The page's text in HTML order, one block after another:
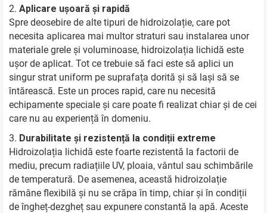
Aplicare ușoară și rapidă
Spre deosebire de alte tipuri de hidroizolație, care pot
necesita aplicarea mai multor straturi sau instalarea unor
materiale grele și voluminoase, hidroizolația lichidă este
ușor de aplicat. Tot ce trebuie să faci este să aplici un
singur strat uniform pe suprafața dorită și să lași să se
întărească. Este un proces rapid, care nu necesită
echipamente speciale și care poate fi realizat chiar și de cei
care nu au experiență în domeniu.
Durabilitate și rezistență la condiții extreme
Hidroizolația lichidă este foarte rezistentă la factorii de
mediu, precum radiațiile UV, ploaia, vântul sau schimbările
de temperatură. De asemenea, această hidroizolație
rămâne flexibilă și nu se crăpa în timp, chiar și în condiții
de îngheț-dezgheț sau expunere constantă la apă. Aceste